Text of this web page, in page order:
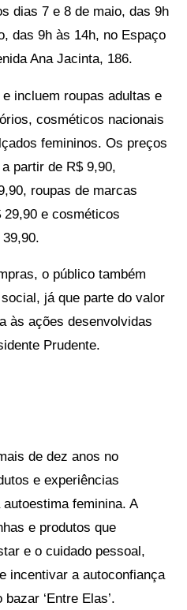
dias 7 e 8 de maio, das 9h
das 9h às 14h, no Espaço
Ana Jacinta, 186.
incluem roupas adultas e
cosméticos nacionais
femininos. Os preços
partir de R$ 9,90,
roupas de marcas
e cosméticos
o público também
já que parte do valor
às ações desenvolvidas
Prudente.
de dez anos no
e experiências
feminina. A
e produtos que
e o cuidado pessoal,
incentivar a autoconfiança
‘Entre Elas’.